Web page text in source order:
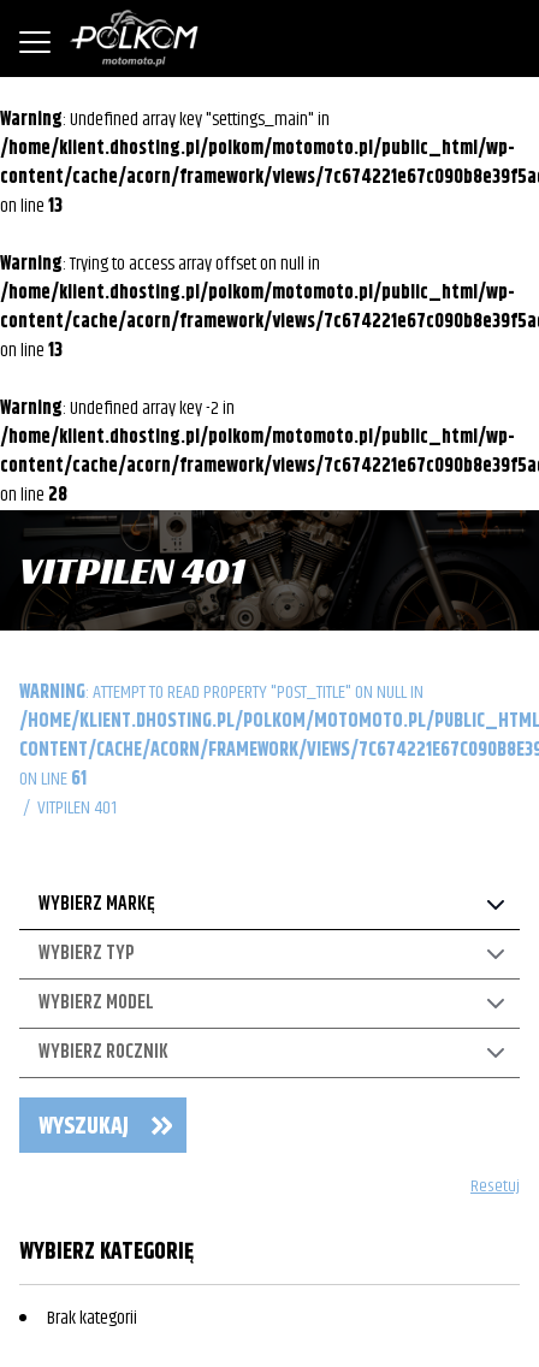
Warning : Undefined array key "settings_main" in
/home/klient.dhosting.pl/polkom/motomoto.pl/public_html/wp-
content/cache/acorn/framework/views/
on line13
Warning : Trying to access array offset on null in
/home/klient.dhosting.pl/polkom/motomoto.pl/public_html/wp-
content/cache/acorn/framework/views/
on line13
Warning : Undefined array key -2 in
/home/klient.dhosting.pl/polkom/motomoto.pl/public_html/wp-
content/cache/acorn/framework/views/
on line 28
VITPILEN 401
WARNING : ATTEMPT TO READ PROPERTY "POST_TITLE" ON NULL IN
/HOME/KLIENT.DHOSTING.PL/POLKOM/MOTOMOTO.PL/
CONTENT/CACHE/ACORN/FRAMEWORK/VIEWS/
ON LINE61
/ VITPILEN 401
WYBIERZ MARKĘ
WYBIERZ TYP
WYBIERZ MODEL
WYBIERZ ROCZNIK
WYSZUKAJ
Resetuj
WYBIERZ KATEGORIĘ
Brak kategorii